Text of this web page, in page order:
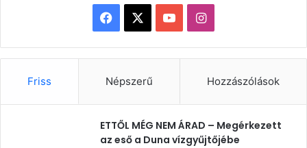
Facebook YouTubeInstagram
Friss Népszerű Hozzászólások
ETTŐL MÉG NEM ÁRAD – Megérkezett
az eső a Duna vízgyűjtőjébe